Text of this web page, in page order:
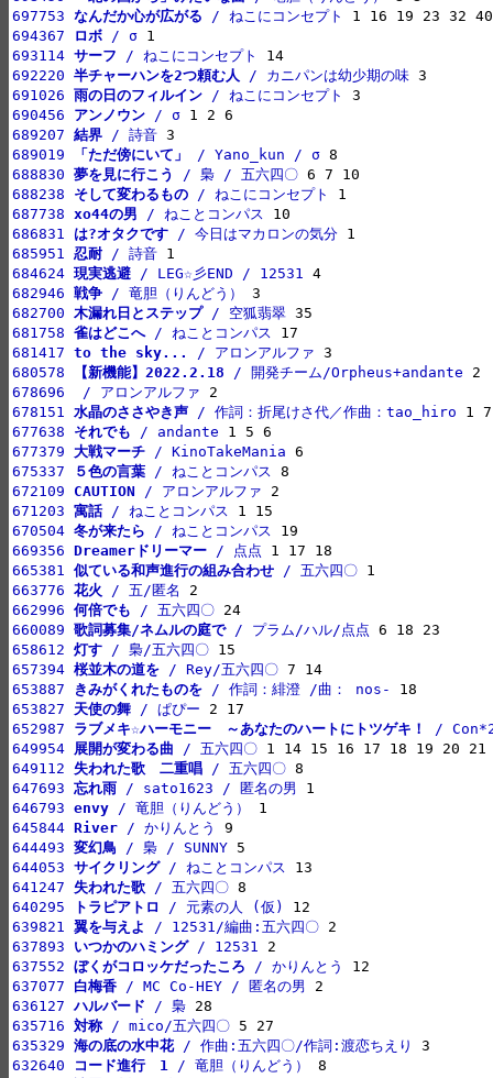
697753 なんだか心が広がる / ねこにコンセプト
694367
ロボ / σ
693114 サーフ / ねこにコンセプト
692220 半チャーハンを2つ頼む人 / カニパンは幼少期の味
691026 雨の日のフィルイン / ねこにコンセプト
690456 アンノウン / σ
689207 結界 / 詩音
689019
「ただ傍にいて」 / Yano_kun / σ
688830 夢を見に行こう / 梟 / 五六四〇
688238 そして変わるもの / ねこにコンセプト
687738 xo44の男 / ねことコンパス
686831 は?オタクです / 今日はマカロンの気分
685951 忍耐 / 詩音
684624 現実逃避 / LEG☆彡END / 12531
682946 戦争 / 竜胆（りんどう）
682700 木漏れ日とステップ / 空狐翡翠
681758 雀はどこへ / ねことコンパス
681417 to the sky... / アロンアルファ
680578
【新機能】2022.2.18 / 開発チーム/Orpheus+andante
678696
/ アロンアルファ
678151 水晶のささやき声 / 作詞：折尾けさ代／作曲：tao_hiro
677638 それでも / andante
677379 大戦マーチ / KinoTakeMania
675337
５色の言葉 / ねことコンパス
672109 CAUTION / アロンアルファ
671203 寓話 / ねことコンパス
670504 冬が来たら / ねことコンパス
669356 Dreamerドリーマー / 点点
665381 似ている和声進行の組み合わせ / 五六四〇
663776 花火 / 五/匿名
662996 何倍でも / 五六四〇
660089 歌詞募集/ネムルの庭で / プラム/ハル/点点
658612 灯す / 梟/五六四〇
657394 桜並木の道を / Rey/五六四〇
653887
きみがくれたものを / 作詞：緋澄 /曲： nos-
653827 天使の舞 / ぱぴー
652987 ラブメキ☆ハーモニー　～あなたのハートにトツゲキ！
/
649954 展開が変わる曲 / 五六四〇
649112 失われた歌　二重唱 / 五六四〇
647693 忘れ雨 / sato1623 / 匿名の男
646793 envy / 竜胆（りんどう）
645844 River / かりんとう
644493 変幻鳥 / 梟 / SUNNY
644053 サイクリング / ねことコンパス
641247 失われた歌 / 五六四〇
640295
トラピアトロ / 元素の人 (仮)
639821 翼を与えよ / 12531/編曲:五六四〇
637893 いつかのハミング / 12531
637552 ぼくがコロッケだったころ / かりんとう
637077 白梅香 / MC Co-HEY / 匿名の男
636127 ハルバード / 梟
635716 対称 / mico/五六四〇
635329 海の底の水中花 / 作曲:五六四〇/作詞:渡恋ちえり
632640
コード進行　1 / 竜胆（りんどう）